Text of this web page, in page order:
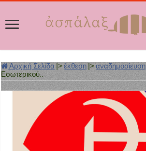
Αρχική Σελίδα |> έκθεση |> αναδημοσίευση
Εσωτερικού..